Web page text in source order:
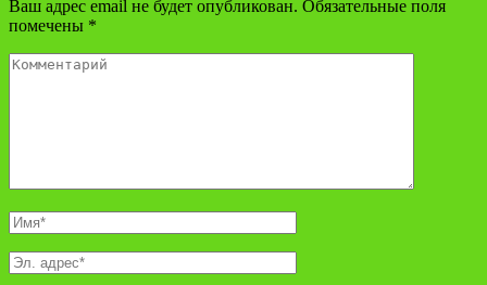
Ваш адрес email не будет опубликован. Обязательные поля
помечены *